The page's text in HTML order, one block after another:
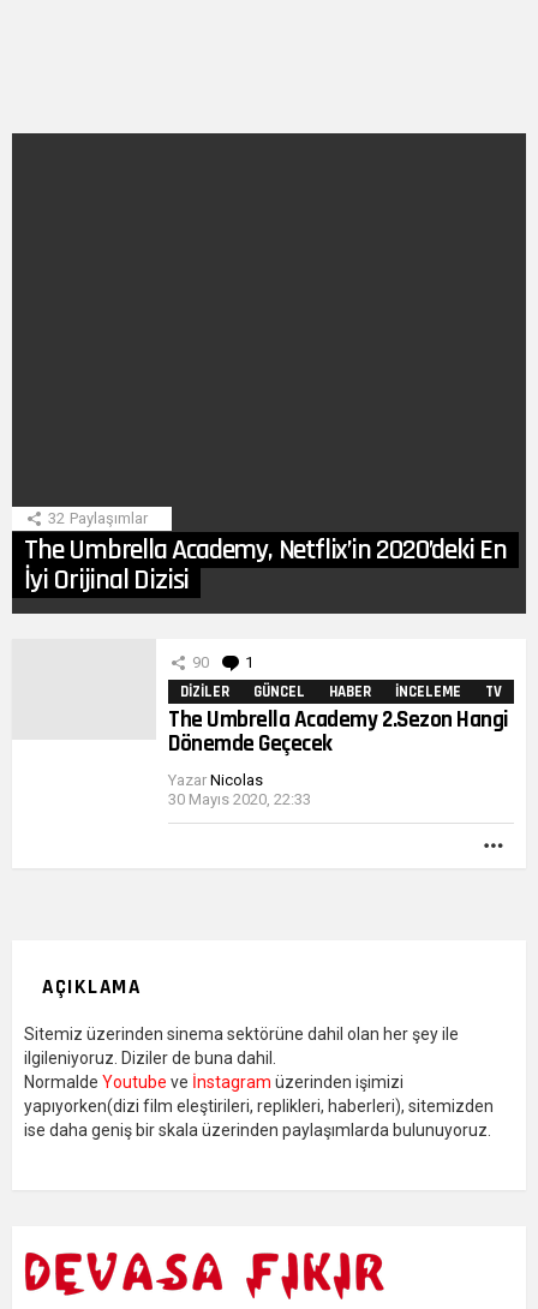
32 Paylaşımlar
The Umbrella Academy, Netflix’in 2020’deki En
İyi Orijinal Dizisi
90 1
DIZILER GÜNCEL HABER İNCELEME TV
The Umbrella Academy 2.Sezon Hangi
Dönemde Geçecek
Yazar Nicolas
30 Mayıs 2020, 22:33
AÇIKLAMA
Sitemiz üzerinden sinema sektörüne dahil olan her şey ile
ilgileniyoruz. Diziler de buna dahil.
Normalde Youtube ve İnstagram üzerinden işimizi
yapıyorken(dizi film eleştirileri, replikleri, haberleri), sitemizden
ise daha geniş bir skala üzerinden paylaşımlarda bulunuyoruz.